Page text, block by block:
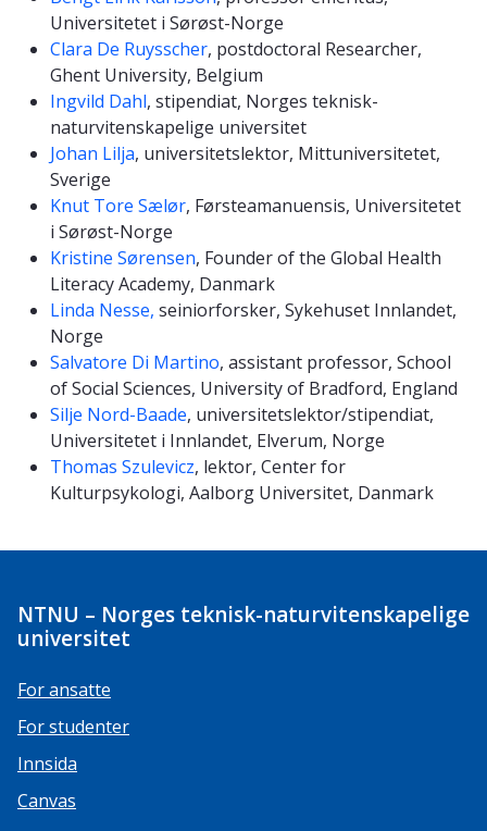
Universitetet i Sørøst-Norge
Clara De Ruysscher, postdoctoral Researcher,
Ghent University, Belgium
Ingvild Dahl, stipendiat, Norges teknisk-
naturvitenskapelige universitet
Johan Lilja, universitetslektor, Mittuniversitetet,
Sverige
Knut Tore Sælør, Førsteamanuensis, Universitetet
i Sørøst-Norge
Kristine Sørensen, Founder of the Global Health
Literacy Academy, Danmark
Linda Nesse, seiniorforsker, Sykehuset Innlandet,
Norge
Salvatore Di Martino, assistant professor, School
of Social Sciences, University of Bradford, England
Silje Nord-Baade, universitetslektor/stipendiat,
Universitetet i Innlandet, Elverum, Norge
Thomas Szulevicz, lektor, Center for
Kulturpsykologi, Aalborg Universitet, Danmark
NTNU – Norges teknisk-naturvitenskapelige
universitet
For ansatte
For studenter
Innsida
Canvas